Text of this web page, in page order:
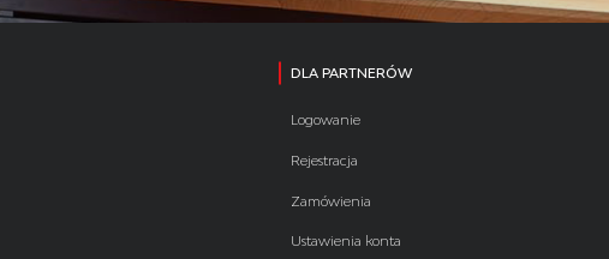
DLA PARTNERÓW
Logowanie
Rejestracja
Zamówienia
Ustawienia konta